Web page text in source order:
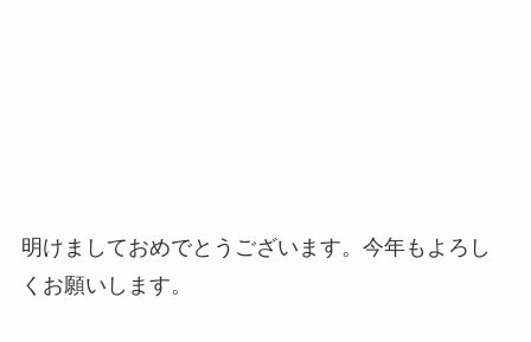
明けましておめでとうございます。今年もよろし
くお願いします。